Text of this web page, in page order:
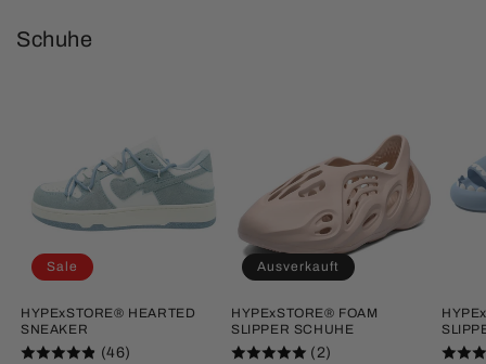
Schuhe
Sale
HYPExSTORE® HEARTED
SNEAKER
(46)
Ausverkauft
HYPExSTORE® FOAM
SLIPPER SCHUHE
(2)